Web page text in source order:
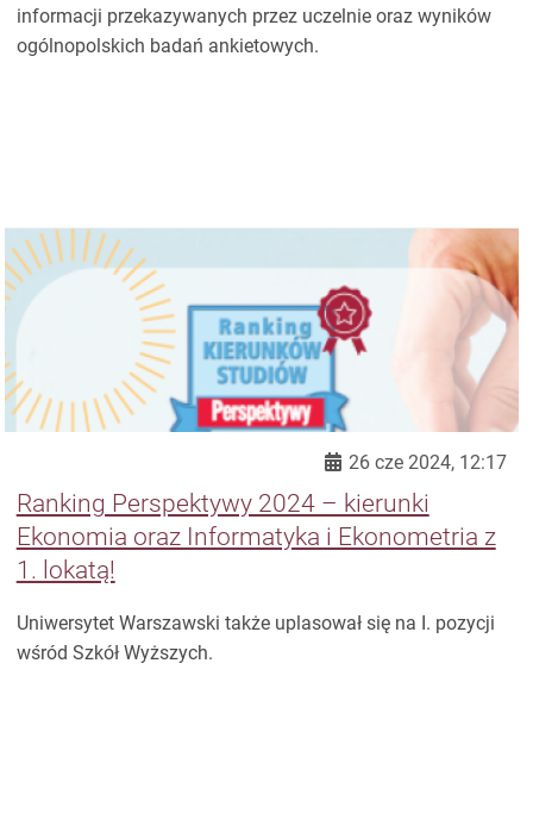
informacji przekazywanych przez uczelnie oraz wyników
ogólnopolskich badań ankietowych.
26 cze 2024, 12:17
Ranking Perspektywy 2024 – kierunki
Ekonomia oraz Informatyka i Ekonometria z
1. lokatą!
Uniwersytet Warszawski także uplasował się na I. pozycji
wśród Szkół Wyższych.